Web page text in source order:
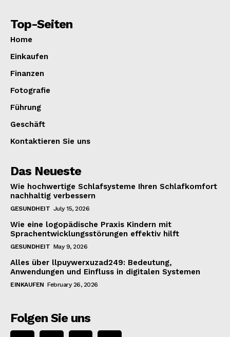
Top-Seiten
Home
Einkaufen
Finanzen
Fotografie
Führung
Geschäft
Kontaktieren Sie uns
Das Neueste
Wie hochwertige Schlafsysteme Ihren Schlafkomfort
nachhaltig verbessern
GESUNDHEIT July 15, 2026
Wie eine logopädische Praxis Kindern mit
Sprachentwicklungsstörungen effektiv hilft
GESUNDHEIT May 9, 2026
Alles über llpuywerxuzad249: Bedeutung,
Anwendungen und Einfluss in digitalen Systemen
EINKAUFEN February 26, 2026
Folgen Sie uns